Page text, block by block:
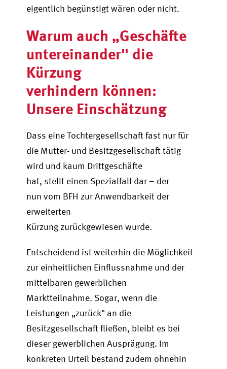
eigentlich begünstigt wären oder nicht.
Warum auch „Geschäfte
untereinander" die
Kürzung
verhindern können:
Unsere Einschätzung
Dass eine Tochtergesellschaft fast nur für
die Mutter- und Besitzgesellschaft tätig
wird und kaum Drittgeschäfte
hat, stellt einen Spezialfall dar – der
nun vom BFH zur Anwendbarkeit der
erweiterten
Kürzung zurückgewiesen wurde.
Entscheidend ist weiterhin die Möglichkeit
zur einheitlichen Einflussnahme und der
mittelbaren gewerblichen
Marktteilnahme. Sogar, wenn die
Leistungen „zurück" an die
Besitzgesellschaft fließen, bleibt es bei
dieser gewerblichen Ausprägung. Im
konkreten Urteil bestand zudem ohnehin